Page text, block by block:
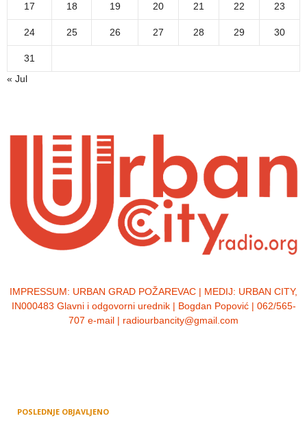
17 18 19 20 21 22 23
24 25 26 27 28 29 30
31
« Jul
IMPRESSUM: URBAN GRAD POŽAREVAC | MEDIJ: URBAN CITY,
IN000483 Glavni i odgovorni urednik | Bogdan Popović | 062/565-
707 e-mail | radiourbancity@gmail.com
POSLEDNJE OBJAVLJENO